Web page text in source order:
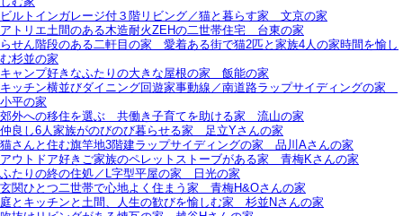
ビルトインガレージ付３階リビング／猫と暮らす家＿文京の家
アトリエ土間のある木造耐火ZEHの二世帯住宅＿台東の家
らせん階段のある二軒目の家＿愛着ある街で猫2匹と家族4人の家時間を愉し
む杉並の家
キャンプ好きなふたりの大きな屋根の家＿飯能の家
キッチン横並びダイニング回遊家事動線／南道路ラップサイディングの家＿
小平の家
郊外への移住を選ぶ＿共働き子育てを助ける家＿流山の家
仲良し6人家族がのびのび暮らせる家＿足立Yさんの家
猫さんと住む旗竿地3階建ラップサイディングの家＿品川Aさんの家
アウトドア好きご家族のペレットストーブがある家＿青梅Kさんの家
ふたりの終の住処／L字型平屋の家＿日光の家
玄関ひとつ二世帯で心地よく住まう家＿青梅H&Oさんの家
庭とキッチンと土間、人生の歓びを愉しむ家＿杉並Nさんの家